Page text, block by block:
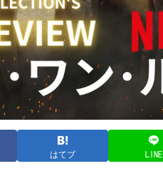
はてブ LINE